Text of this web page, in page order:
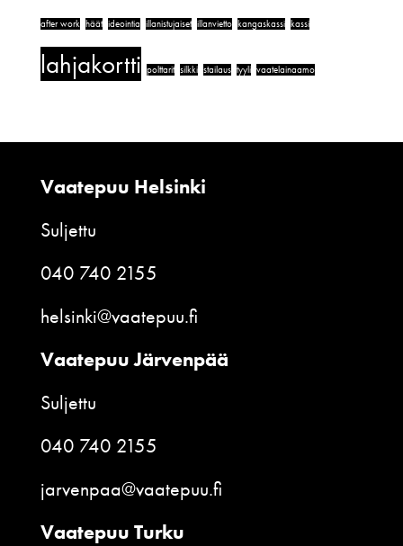
after work häät ideointia illanistujaiset illanvietto kangaskassi kassi
lahjakortti polttarit silkki stailaus tyyli vaatelainaamo
Vaatepuu Helsinki
Suljettu
040 740 2155
helsinki@vaatepuu.fi
Vaatepuu Järvenpää
Suljettu
040 740 2155
jarvenpaa@vaatepuu.fi
Vaatepuu Turku